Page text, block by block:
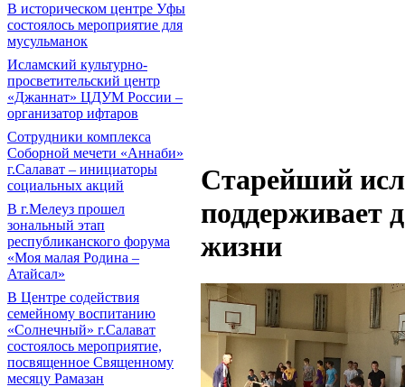
В историческом центре Уфы
состоялось мероприятие для
мусульманок
Исламский культурно-
просветительский центр
«Джаннат» ЦДУМ России –
организатор ифтаров
Сотрудники комплекса
Соборной мечети «Аннаби»
г.Салават – инициаторы
социальных акций
В г.Мелеуз прошел
зональный этап
республиканского форума
«Моя малая Родина –
Атайсал»
В Центре содействия
семейному воспитанию
«Солнечный» г.Салават
состоялось мероприятие,
посвященное Священному
месяцу Рамазан
Старейший
поддерживает
жизни